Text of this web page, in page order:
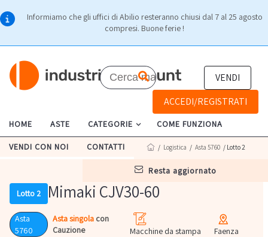
Informiamo che gli uffici di Abilio resteranno chiusi dal 7 al 25 agosto
compresi. Buone ferie !
VENDI
ACCEDI/REGISTRATI
HOME ASTE CATEGORIE COME FUNZIONA
VENDI CON NOI CONTATTI
resta aggiornato
/ Logistica / Asta 5760 / Lotto 2
Lotto 2 Mimaki CJV30-60
Asta
5760
Asta singola con
Cauzione
Macchine da stampa
Faenza